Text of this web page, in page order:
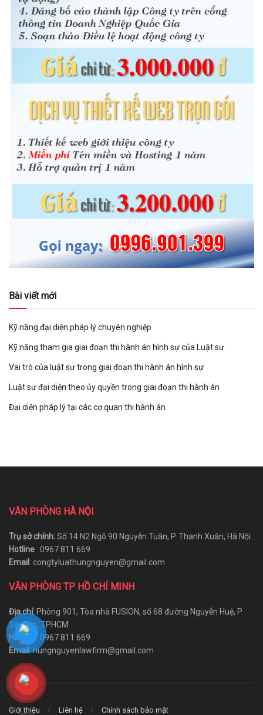
Bài viết mới
Kỹ năng đại diện pháp lý chuyên nghiệp
Kỹ năng tham gia giai đoạn thi hành án hình sự của Luật sư
Vai trò của luật sư trong giai đoạn thi hành án hình sự
Luật sư đại diện theo ủy quyền trong giai đoạn thi hành án
Đại diện pháp lý tại các cơ quan thi hành án
VĂN PHÒNG HÀ NỘI
Trụ sở chính:Số 14 N2 Ngõ 90 Nguyễn Tuân, P. Thanh Xuân, Hà Nội.
Hotline : 0967 811 669
Email : congtyluathungnguyen@gmail.com
VĂN PHÒNG TP HỒ CHÍ MINH
Địa chỉ: Phòng 901, Tòa nhà FUSION, số 68 đường Nguyễn Huệ, P.
Sài Gòn, TPHCM
Hotline: 0967 811 669
Email: hungnguyenlawfirm@gmail.com
Giới thiệu Liên hệ Chính sách bảo mật